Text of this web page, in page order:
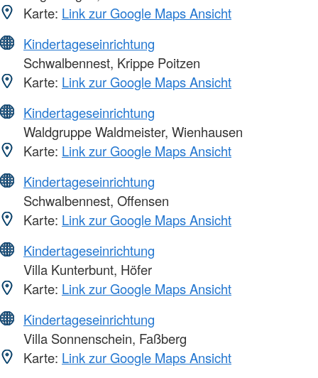
Karte: Link zur Google Maps Ansicht
Kindertageseinrichtung
Schwalbennest, Krippe Poitzen
Karte: Link zur Google Maps Ansicht
Kindertageseinrichtung
Waldgruppe Waldmeister, Wienhausen
Karte: Link zur Google Maps Ansicht
Kindertageseinrichtung
Schwalbennest, Offensen
Karte: Link zur Google Maps Ansicht
Kindertageseinrichtung
Villa Kunterbunt, Höfer
Karte: Link zur Google Maps Ansicht
Kindertageseinrichtung
Villa Sonnenschein, Faßberg
Karte: Link zur Google Maps Ansicht